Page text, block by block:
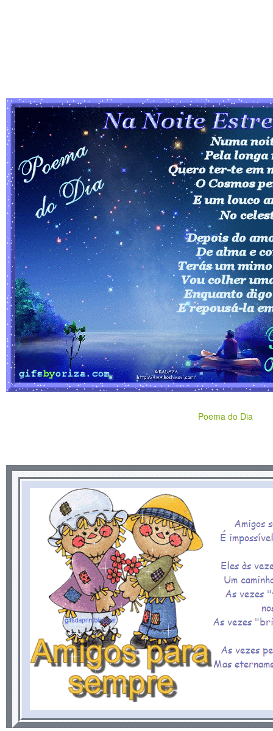
Poema do Dia